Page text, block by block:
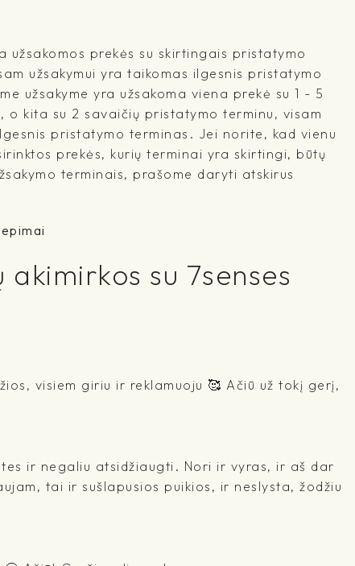
užsakomos prekės su skirtingais pristatymo
užsakymui yra taikomas ilgesnis pristatymo
užsakyme yra užsakoma viena prekė su 1 - 5
o kita su 2 savaičių pristatymo terminu, visam
pristatymo terminas. Jei norite, kad vienu
prekės, kurių terminai yra skirtingi, būtų
terminais, prašome daryti atskirus
akimirkos su 7senses
visiem giriu ir reklamuoju 🥰 Ačiū už tokį gerį,
ir negaliu atsidžiaugti. Nori ir vyras, ir aš dar
tai ir sušlapusios puikios, ir neslysta, žodžiu